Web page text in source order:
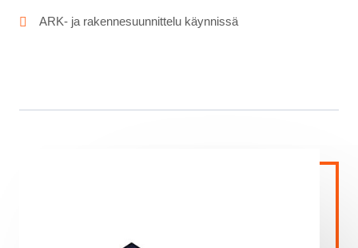
ARK- ja rakennesuunnittelu käynnissä